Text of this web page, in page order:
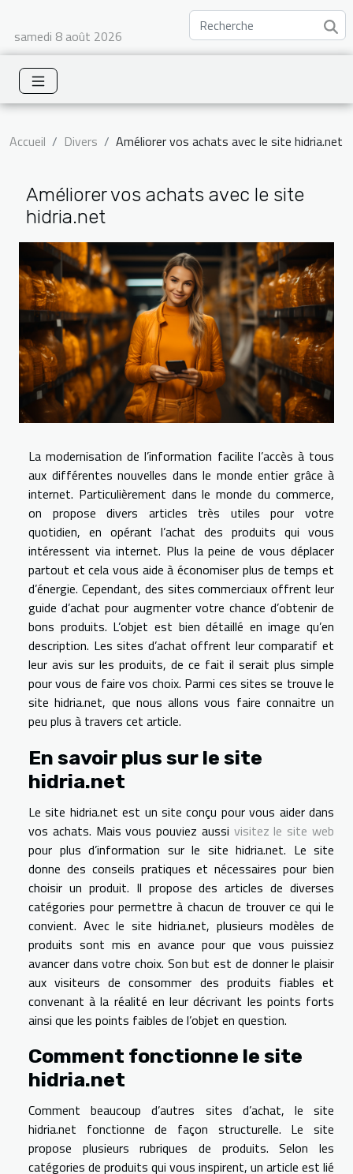
samedi 8 août 2026
Accueil Divers Améliorer vos achats avec le site hidria.net
Améliorer vos achats avec le site
hidria.net
La modernisation de l’information facilite l’accès à tous
aux différentes nouvelles dans le monde entier grâce à
internet. Particulièrement dans le monde du commerce,
on propose divers articles très utiles pour votre
quotidien, en opérant l’achat des produits qui vous
intéressent via internet. Plus la peine de vous déplacer
partout et cela vous aide à économiser plus de temps et
d’énergie. Cependant, des sites commerciaux offrent leur
guide d’achat pour augmenter votre chance d’obtenir de
bons produits. L’objet est bien détaillé en image qu’en
description. Les sites d’achat offrent leur comparatif et
leur avis sur les produits, de ce fait il serait plus simple
pour vous de faire vos choix. Parmi ces sites se trouve le
site hidria.net, que nous allons vous faire connaitre un
peu plus à travers cet article.
En savoir plus sur le site
hidria.net
Le site hidria.net est un site conçu pour vous aider dans
vos achats. Mais vous pouviez aussi visitez le site web
pour plus d’information sur le site hidria.net. Le site
donne des conseils pratiques et nécessaires pour bien
choisir un produit. Il propose des articles de diverses
catégories pour permettre à chacun de trouver ce qui le
convient. Avec le site hidria.net, plusieurs modèles de
produits sont mis en avance pour que vous puissiez
avancer dans votre choix. Son but est de donner le plaisir
aux visiteurs de consommer des produits fiables et
convenant à la réalité en leur décrivant les points forts
ainsi que les points faibles de l’objet en question.
Comment fonctionne le site
hidria.net
Comment beaucoup d’autres sites d’achat, le site
hidria.net fonctionne de façon structurelle. Le site
propose plusieurs rubriques de produits. Selon les
catégories de produits qui vous inspirent, un article est lié